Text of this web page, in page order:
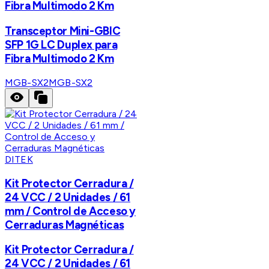
Fibra Multimodo 2 Km
Transceptor Mini-GBIC
SFP 1G LC Duplex para
Fibra Multimodo 2 Km
MGB-SX2MGB-SX2
DITEK
Kit Protector Cerradura /
24 VCC / 2 Unidades / 61
mm / Control de Acceso y
Cerraduras Magnéticas
Kit Protector Cerradura /
24 VCC / 2 Unidades / 61